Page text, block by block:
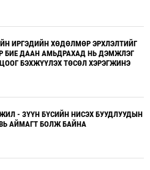
ИРГЭДИЙН ХӨДӨЛМӨР ЭРХЛЭЛТИЙГ
БИЕ ДААН АМЬДРАХАД НЬ ДЭМЖЛЭГ
БЭХЖҮҮЛЭХ ТӨСӨЛ ХЭРЭГЖИНЭ
- ЗҮҮН БҮСИЙН НИСЭХ БУУДЛУУДЫН
АЙМАГТ БОЛЖ БАЙНА